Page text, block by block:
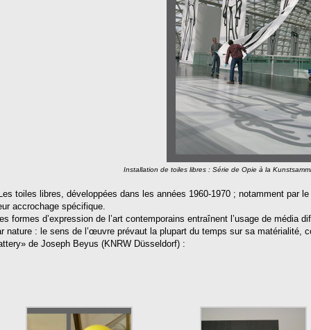
Installation de toiles libres : Série de Opie à la
toiles libres, développées dans les années 1960-1970 ; notamment par
accrochage spécifique.
formes d’expression de l’art contemporains entraînent l’usage de
nature : le sens de l’œuvre prévaut la plupart du temps sur sa matérialité,
de Joseph Beyus (KNRW Düsseldorf) :